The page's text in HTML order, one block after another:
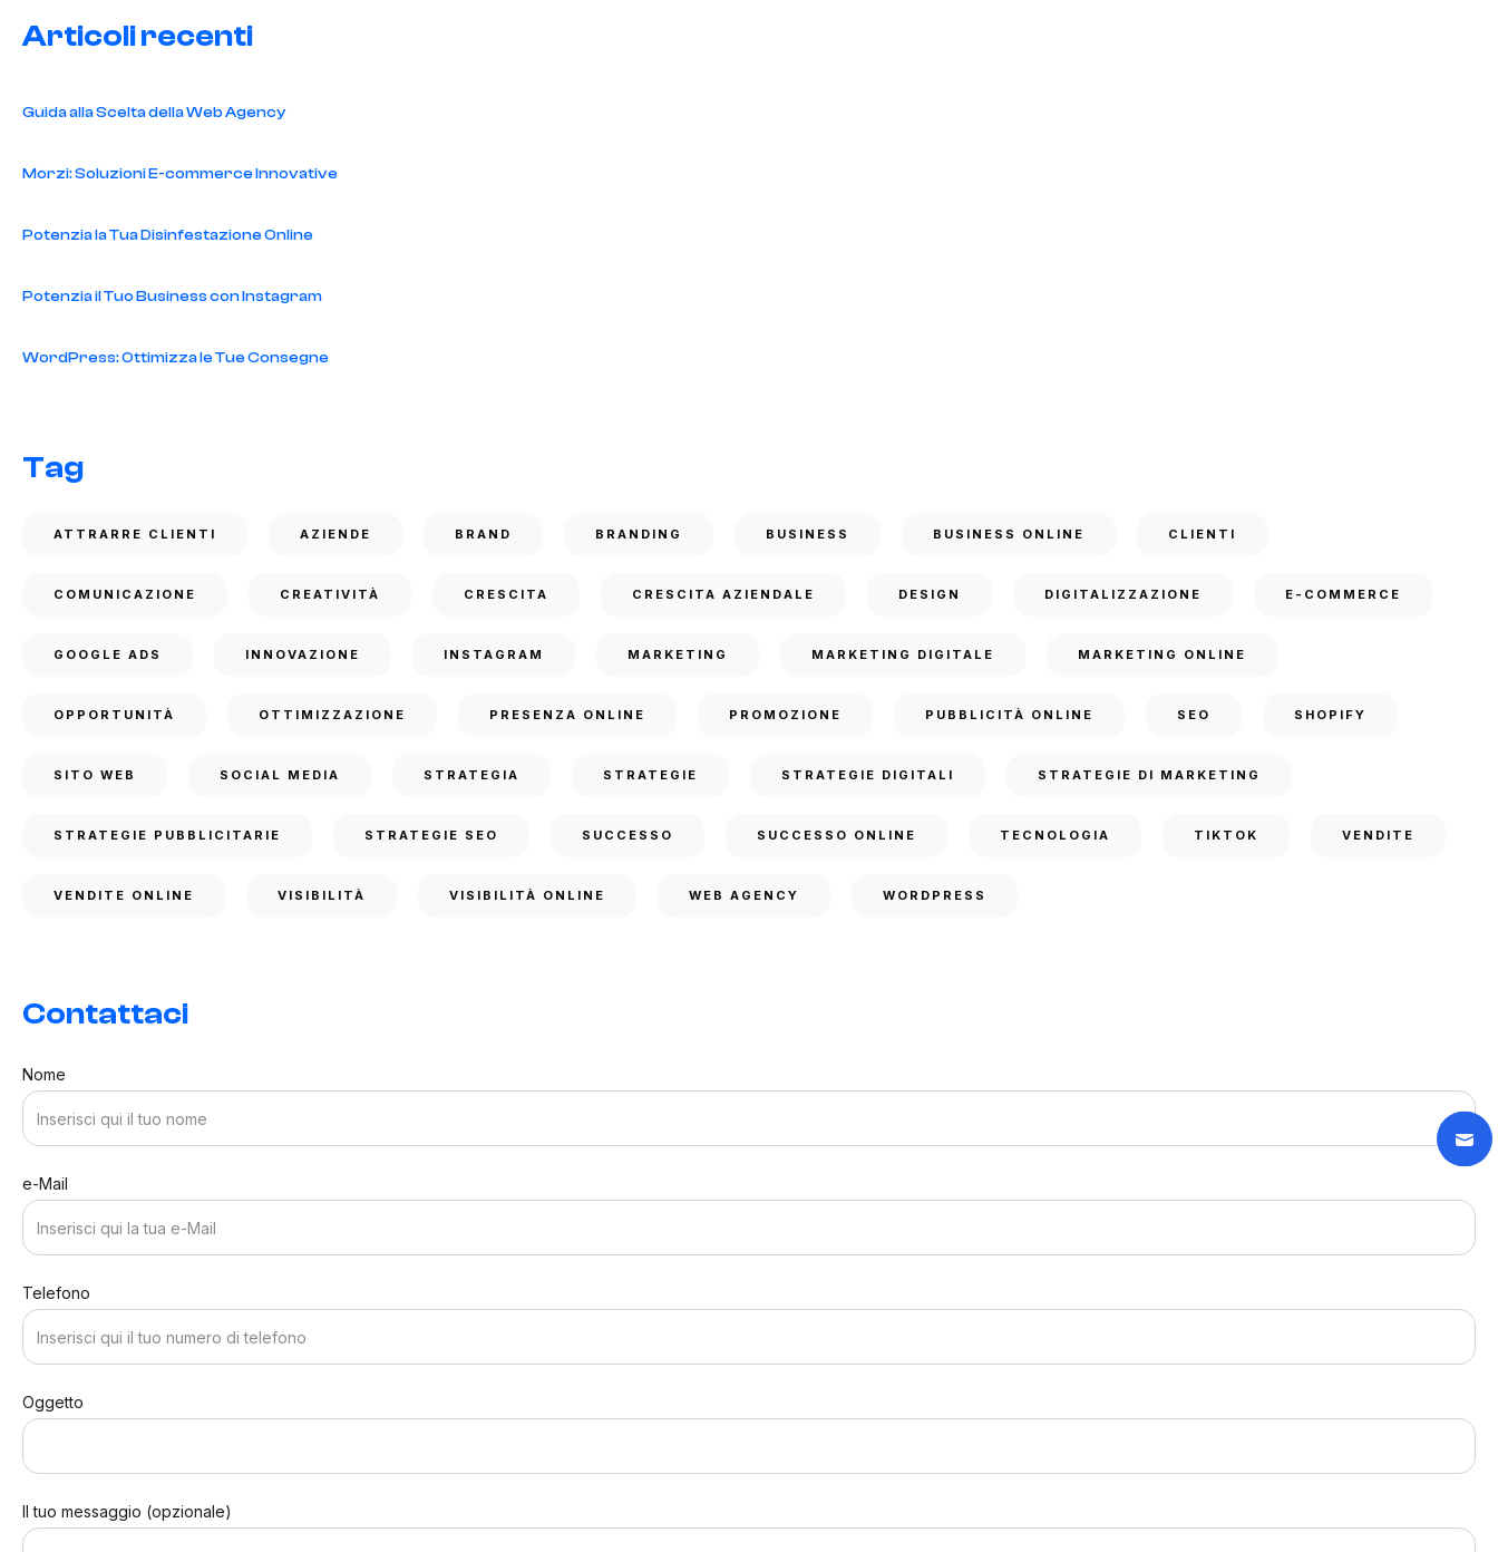
Articoli recenti
Guida alla Scelta della Web Agency
Morzi: Soluzioni E-commerce Innovative
Potenzia la Tua Disinfestazione Online
Potenzia il Tuo Business con Instagram
WordPress: Ottimizza le Tue Consegne
Tag
ATTRARRE CLIENTI AZIENDE BRAND BRANDING BUSINESS BUSINESS ONLINE CLIENTI
COMUNICAZIONE CREATIVITÀ CRESCITA CRESCITA AZIENDALE DESIGN DIGITALIZZAZIONE E-COMMERCE
GOOGLE ADS INNOVAZIONE INSTAGRAM MARKETING MARKETING DIGITALE MARKETING ONLINE
OPPORTUNITÀ OTTIMIZZAZIONE PRESENZA ONLINE PROMOZIONE PUBBLICITÀ ONLINE SEO SHOPIFY
SITO WEB SOCIAL MEDIA STRATEGIA STRATEGIE STRATEGIE DIGITALI STRATEGIE DI MARKETING
STRATEGIE PUBBLICITARIE STRATEGIE SEO SUCCESSO SUCCESSO ONLINE TECNOLOGIA TIKTOK VENDITE
VENDITE ONLINE VISIBILITÀ VISIBILITÀ ONLINE WEB AGENCY WORDPRESS
Contattaci
Nome
e-Mail
Telefono
Oggetto
Il tuo messaggio (opzionale)